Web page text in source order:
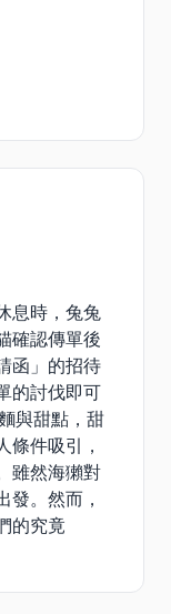
息時，兔兔
確認傳單後
函」的招待
的討伐即可
與甜點，甜
條件吸引，
雖然海獺對
發。然而，
的究竟